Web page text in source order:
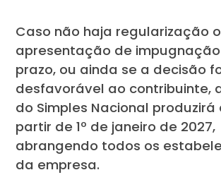
Caso não haja regularização
apresentação de
prazo, ou ainda se a decisão
desfavorável ao contribuinte,
do Simples Nacional
partir de 1º de janeiro de 2027,
abrangendo todos os
da empresa.